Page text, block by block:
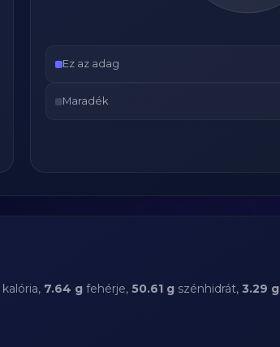
Ez az adag
Maradék
kalória, 7.64 g fehérje, 50.61 g szénhidrát, 3.29 g